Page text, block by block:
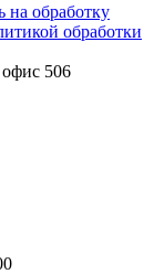
на обработку
обработки
506